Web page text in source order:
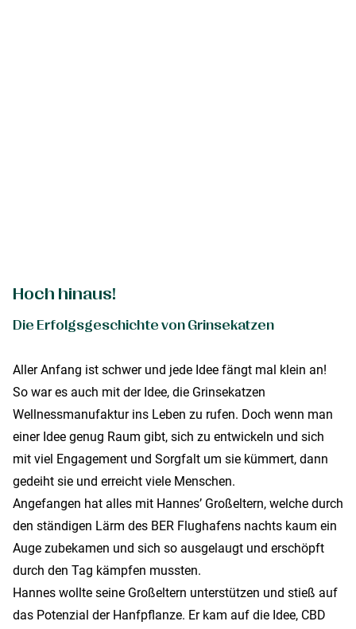
Hoch hinaus!
Die Erfolgsgeschichte von Grinsekatzen
Aller Anfang ist schwer und jede Idee fängt mal klein an!
So war es auch mit der Idee, die Grinsekatzen
Wellnessmanufaktur ins Leben zu rufen. Doch wenn man
einer Idee genug Raum gibt, sich zu entwickeln und sich
mit viel Engagement und Sorgfalt um sie kümmert, dann
gedeiht sie und erreicht viele Menschen.
Angefangen hat alles mit Hannes’ Großeltern, welche durch
den ständigen Lärm des BER Flughafens nachts kaum ein
Auge zubekamen und sich so ausgelaugt und erschöpft
durch den Tag kämpfen mussten.
Hannes wollte seine Großeltern unterstützen und stieß auf
das Potenzial der Hanfpflanze. Er kam auf die Idee, CBD